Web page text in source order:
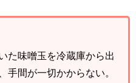
た味噌玉を冷蔵庫から出
手間が一切かからない。